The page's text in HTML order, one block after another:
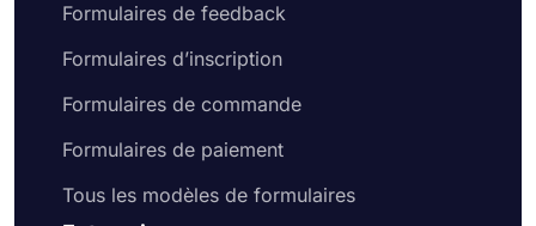
Formulaires de feedback
Formulaires d’inscription
Formulaires de commande
Formulaires de paiement
Tous les modèles de formulaires